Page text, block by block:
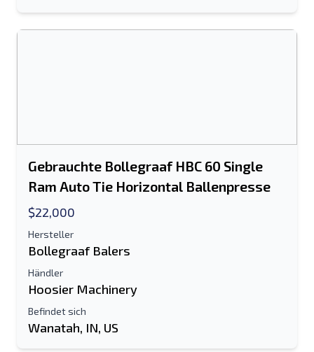
Gebrauchte Bollegraaf HBC 60 Single
Ram Auto Tie Horizontal Ballenpresse
$22,000
Hersteller
Bollegraaf Balers
Händler
Hoosier Machinery
Befindet sich
Wanatah, IN, US